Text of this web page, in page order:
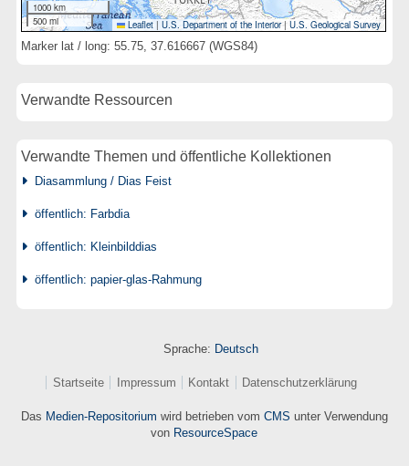
1000 km
500 mi
Leaflet | U.S. Department of the Interior|U.S. Geological Survey
Marker lat / long: 55.75, 37.616667 (WGS84)
Verwandte Ressourcen
Verwandte Themen und öffentliche Kollektionen
Diasammlung / Dias Feist
öffentlich: Farbdia
öffentlich: Kleinbilddias
öffentlich: papier-glas-Rahmung
Sprache: Deutsch
Startseite Impressum Kontakt Datenschutzerklärung
Das Medien-Repositorium wird betrieben vom CMS unter Verwendung
von ResourceSpace